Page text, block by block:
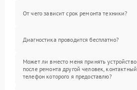
От чего зависит срок ремонта техники?
Диагностика проводится бесплатно?
Может ли вместо меня принять устройство
после ремонта другой человек, контактный
телефон которого я предоставлю?